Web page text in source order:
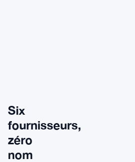
Six
fournisseurs,
zéro
nom